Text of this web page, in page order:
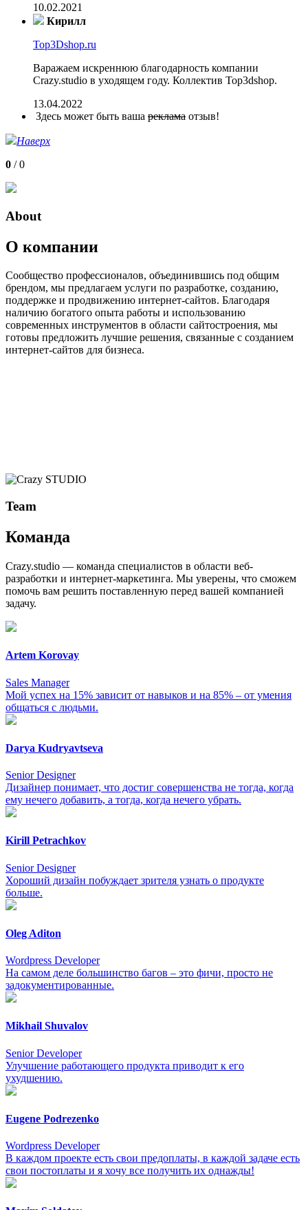
10.02.2021
Кирилл
Top3Dshop.ru
Варажаем искреннюю благодарность компании
Crazy.studio в уходящем году. Коллектив Top3dshop.
13.04.2022
Здесь может быть ваша реклама отзыв!
Наверх
0 /0
About
О компании
Сообщество профессионалов, объединившись под общим
брендом, мы предлагаем услуги по разработке, созданию,
поддержке и продвижению интернет-сайтов. Благодаря
наличию богатого опыта работы и использованию
современных инструментов в области сайтостроения, мы
готовы предложить лучшие решения, связанные с созданием
интернет-сайтов для бизнеса.
Team
Команда
Crazy.studio — команда специалистов в области веб-
разработки и интернет-маркетинга. Мы уверены, что сможем
помочь вам решить поставленную перед вашей компанией
задачу.
Artem Korovay
Sales Manager
Мой успех на 15% зависит от навыков и на 85% – от умения
общаться с людьми.
Darya Kudryavtseva
Senior Designer
Дизайнер понимает, что достиг совершенства не тогда, когда
ему нечего добавить, а тогда, когда нечего убрать.
Kirill Petrachkov
Senior Designer
Хороший дизайн побуждает зрителя узнать о продукте
больше.
Oleg Aditon
Wordpress Developer
На самом деле большинство багов – это фичи, просто не
задокументированные.
Mikhail Shuvalov
Senior Developer
Улучшение работающего продукта приводит к его
ухудшению.
Eugene Podrezenko
Wordpress Developer
В каждом проекте есть свои предоплаты, в каждой задаче есть
свои постоплаты и я хочу все получить их однажды!